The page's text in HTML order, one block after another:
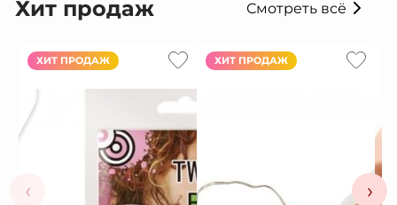
Хит продаж Смотреть всё
‹
ХИТ ПРОДАЖ ХИТ ПРОДАЖ
›